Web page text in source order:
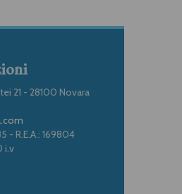
21 - 28100 Novara
- R.E.A.: 169804
i.v